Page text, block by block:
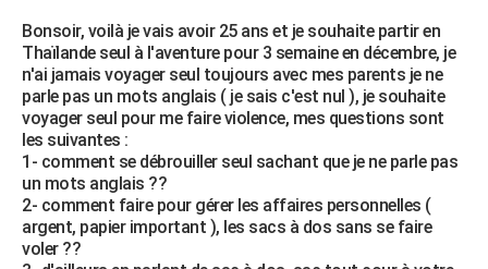
HIGH-TECH
Mobiles
Meilleur smartphone
Internet
Ordinateurs
Jeux vidéo
Guide high-tech
BRICOLAGE
Forum
Aménagement intérieur
Extérieur
Cuisine
Salle de bains
Jardinage
Rangement
WEEK-END
Guides de France
Escapades
Patrimoine
Expositions
Musées
Week-end nature
+LIFESTYLE
Art de vivre
Bien-être
Loisirs
ModeModes de vie
SANTE
Alimentation
Guide de la santé
Maladies
Médicaments
Sommeil
VOYAGE
Bonsoir, voilà je vais avoir 25 ans et je souhaite partir en
Thaïlande seul à l'aventure pour 3 semaine en décembre, je
n'ai jamais voyager seul toujours avec mes parents je ne
parle pas un mots anglais ( je sais c'est nul ), je souhaite
voyager seul pour me faire violence, mes questions sont
les suivantes :
1- comment se débrouiller seul sachant que je ne parle pas
un mots anglais ??
2- comment faire pour gérer les affaires personnelles (
argent, papier important ), les sacs à dos sans se faire
voler ??